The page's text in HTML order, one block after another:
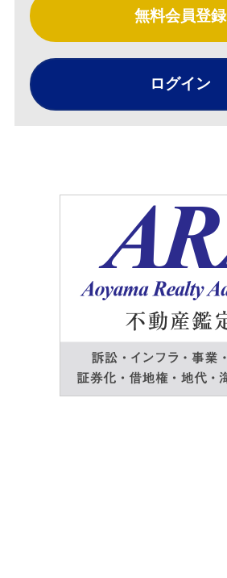
無料会員登録
ログイン